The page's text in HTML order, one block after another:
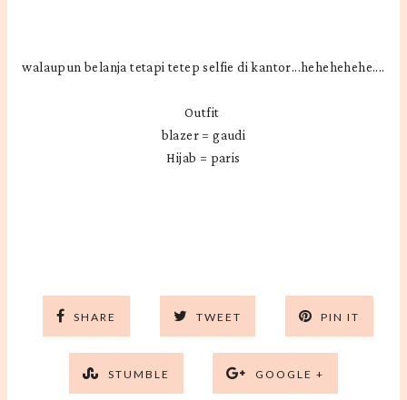
walaupun belanja tetapi tetep selfie di kantor...hehehehehe....
Outfit
blazer = gaudi
Hijab = paris
SHARE TWEET PIN IT
STUMBLE GOOGLE +